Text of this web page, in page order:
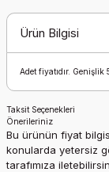
Ürün Bilgisi
Adet fiyatıdır. Genişlik
Taksit Seçenekleri
Önerileriniz
Bu ürünün fiyat
konularda yetersiz
tarafımıza